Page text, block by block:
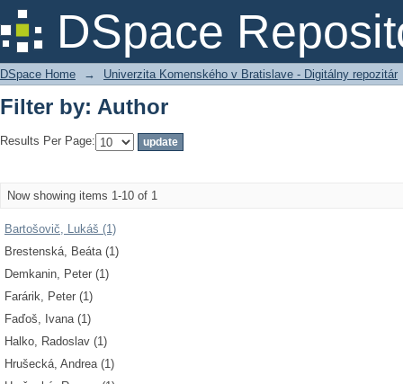
DSpace
Filter by: Author
DSpace Home → Univerzita Komenského v Bratislave - Digitálny repozitár
Filter by: Author
Results Per Page:
Now showing items 1-10 of 1
Bartošovič, Lukáš (1)
Brestenská, Beáta (1)
Demkanin, Peter (1)
Farárik, Peter (1)
Faďoš, Ivana (1)
Halko, Radoslav (1)
Hrušecká, Andrea (1)